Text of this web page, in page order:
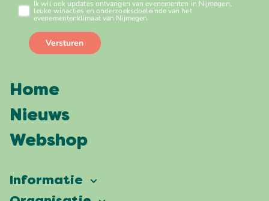
Home
Nieuws
Webshop
Informatie
Vierdaagsefeesten